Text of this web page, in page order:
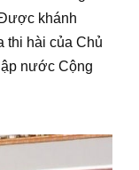
khánh
thi hài của Chủ
nước Cộng